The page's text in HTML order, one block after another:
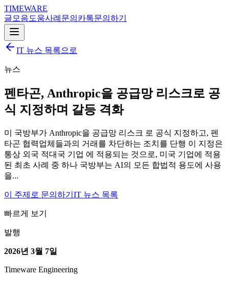
TIMEWARE
글 모음도움사례 문의 카톡문의하기
IT 뉴스 목록으로
뉴스
펜타곤, Anthropic을 공급망 리스크로 공
식 지정하며 갈등 격화
미 국방부가 Anthropic을 공급망 리스크 로 공식 지정하고, 펜
타곤 협력업체들과의 거래를 차단하는 조치를 단행 이 지정은
통상 외국 적대국 기업 에 적용되는 것으로, 미국 기업에 적용
된 최초 사례 중 하나 국방부는 AI의 모든 합법적 용도에 사용
을...
이 주제로 문의하기 IT 뉴스 목록
빠르게 보기
발행
2026년 3월 7일
Timeware Engineering